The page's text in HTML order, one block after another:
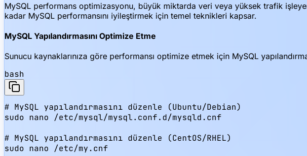
MySQL performans optimizasyonu, büyük miktarda veri veya yüksek trafik
kadar MySQL performansını iyileştirmek için temel teknikleri kapsar.
MySQL Yapılandırmasını Optimize Etme
Sunucu kaynaklarınıza göre performansı optimize etmek için MySQL
bash
# MySQL yapılandırmasını düzenle (Ubuntu/Debian)
sudo nano /etc/mysql/mysql.conf.d/mysqld.cnf
# MySQL yapılandırmasını düzenle (CentOS/RHEL)
sudo nano /etc/my.cnf